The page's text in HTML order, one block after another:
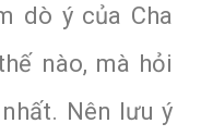
dò ý của Cha
nào, mà hỏi
Nên lưu ý